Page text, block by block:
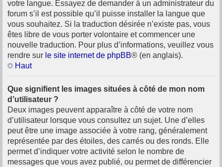
votre langue. Essayez de demander à un administrateur du
forum s’il est possible qu’il puisse installer la langue que
vous souhaitez. Si la traduction désirée n’existe pas, vous
êtes libre de vous porter volontaire et commencer une
nouvelle traduction. Pour plus d’informations, veuillez vous
rendre sur le site internet de phpBB® (en anglais).
Haut
Que signifient les images situées à côté de mon nom
d’utilisateur ?
Deux images peuvent apparaître à côté de votre nom
d’utilisateur lorsque vous consultez un sujet. Une d’elles
peut être une image associée à votre rang, généralement
représentée par des étoiles, des carrés ou des ronds. Elle
permet d’indiquer votre activité selon le nombre de
messages que vous avez publié, ou permet de différencier